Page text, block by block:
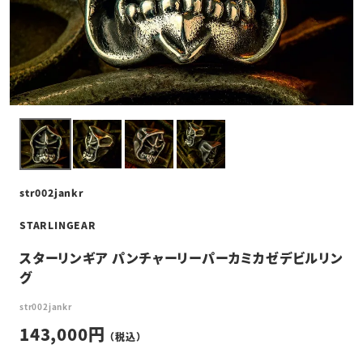
str002jankr
STARLINGEAR
スターリンギア パンチャーリーパーカミカゼデビルリン
グ
str002jankr
143,000